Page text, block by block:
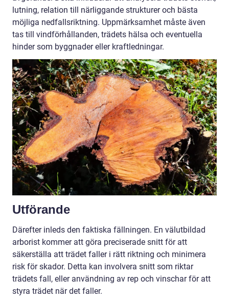
lutning, relation till närliggande strukturer och bästa
möjliga nedfallsriktning. Uppmärksamhet måste även
tas till vindförhållanden, trädets hälsa och eventuella
hinder som byggnader eller kraftledningar.
Utförande
Därefter inleds den faktiska fällningen. En välutbildad
arborist kommer att göra preciserade snitt för att
säkerställa att trädet faller i rätt riktning och minimera
risk för skador. Detta kan involvera snitt som riktar
trädets fall, eller användning av rep och vinschar för att
styra trädet när det faller.